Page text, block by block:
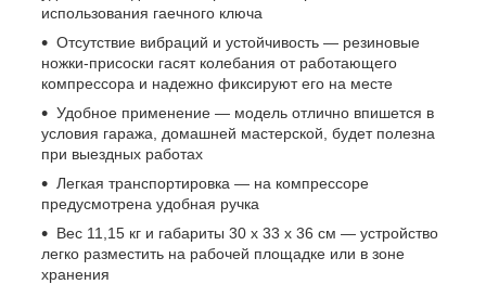
использования гаечного ключа
Отсутствие вибраций и устойчивость — резиновые
ножки-присоски гасят колебания от работающего
компрессора и надежно фиксируют его на месте
Удобное применение — модель отлично впишется в
условия гаража, домашней мастерской, будет полезна
при выездных работах
Легкая транспортировка — на компрессоре
предусмотрена удобная ручка
Вес 11,15 кг и габариты 30 х 33 х 36 см — устройство
легко разместить на рабочей площадке или в зоне
хранения